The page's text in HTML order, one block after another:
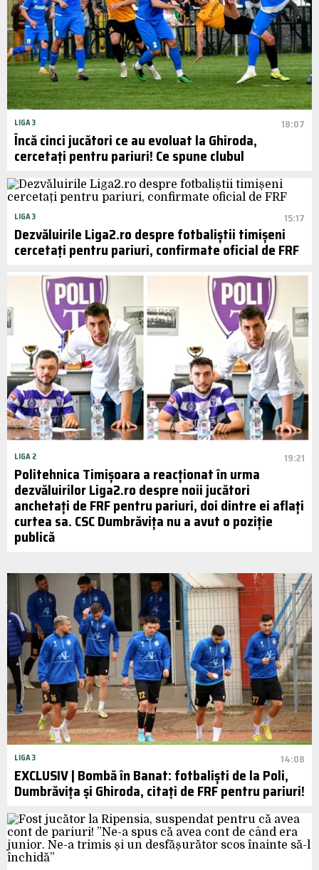
LIGA 3 18:07
Încă cinci jucători ce au evoluat la Ghiroda,
cercetați pentru pariuri! Ce spune clubul
LIGA 3 15:17
Dezvăluirile Liga2.ro despre fotbaliștii timișeni
cercetați pentru pariuri, confirmate oficial de FRF
LIGA 2 19:21
Politehnica Timișoara a reacționat în urma
dezvăluirilor Liga2.ro despre noii jucători
anchetați de FRF pentru pariuri, doi dintre ei aflați
curtea sa. CSC Dumbrăvița nu a avut o poziție
publică
LIGA 3 14:08
EXCLUSIV | Bombă în Banat: fotbaliști de la Poli,
Dumbrăvița și Ghiroda, citați de FRF pentru pariuri!